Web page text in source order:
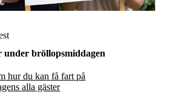
under bröllopsmiddagen
hur du kan få fart på
alla gäster